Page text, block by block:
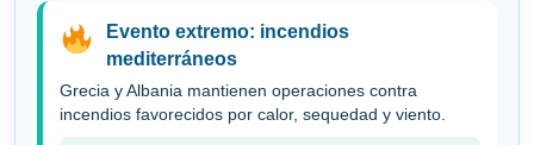
Evento extremo: incendios
mediterráneos
Grecia y Albania mantienen operaciones contra
incendios favorecidos por calor, sequedad y viento.